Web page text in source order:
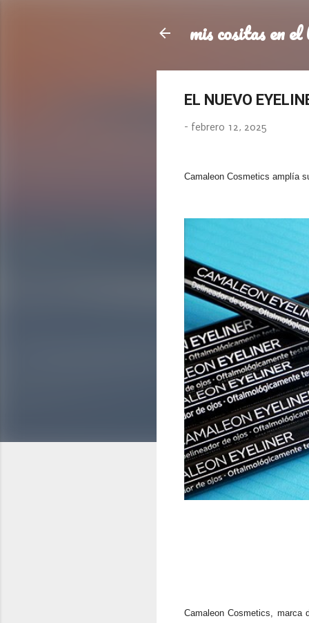
mis cositas en el
EL NUEVO
- febrero 12, 2025
Camaleon Cosmetics amplía
Camaleon Cosmetics, marca